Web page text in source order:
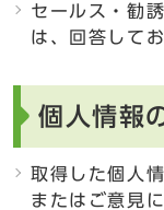
セールス・勧
は、回答して
個人情報
取得した個人
またはご意見